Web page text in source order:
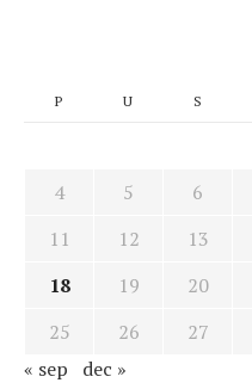
P U S
4
5 6
11
12 13
18
19 20
25
26 27
« sep
dec »